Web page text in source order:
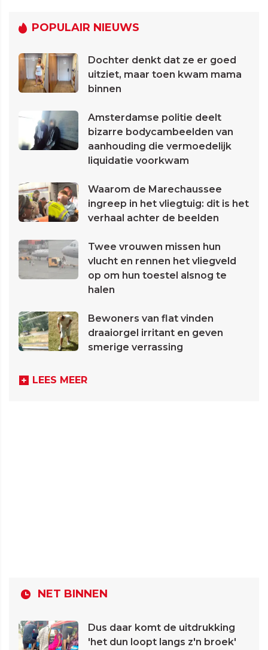
POPULAIR NIEUWS
Dochter denkt dat ze er goed
uitziet, maar toen kwam mama
binnen
Amsterdamse politie deelt
bizarre bodycambeelden van
aanhouding die vermoedelijk
liquidatie voorkwam
Waarom de Marechaussee
ingreep in het vliegtuig: dit is het
verhaal achter de beelden
Twee vrouwen missen hun
vlucht en rennen het vliegveld
op om hun toestel alsnog te
halen
Bewoners van flat vinden
draaiorgel irritant en geven
smerige verrassing
LEES MEER
NET BINNEN
Dus daar komt de uitdrukking
'het dun loopt langs z'n broek'